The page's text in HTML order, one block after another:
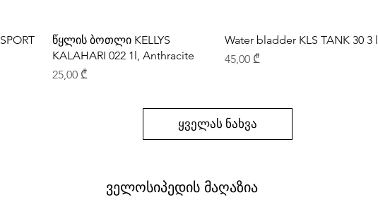
წყლის ბოთლი KELLYS
KALAHARI 022 1l, Anthracite
Price
25,00 ₾
Water bladder KLS TANK 30 3 l
Price
45,00 ₾
ყველას ნახვა
ველოსიპედის მაღაზია